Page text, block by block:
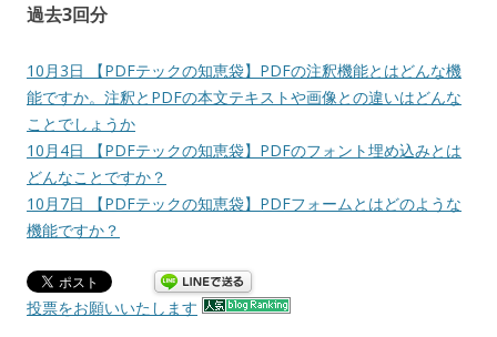
過去3回分
10月3日 【PDFテックの知恵袋】PDFの注釈機能とはどんな機
能ですか。注釈とPDFの本文テキストや画像との違いはどんな
ことでしょうか
10月4日 【PDFテックの知恵袋】PDFのフォント埋め込みとは
どんなことですか？
10月7日 【PDFテックの知恵袋】PDFフォームとはどのような
機能ですか？
投票をお願いいたします